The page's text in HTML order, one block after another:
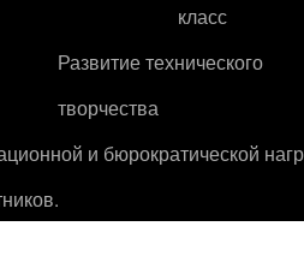
класс
Развитие технического
творчества
и бюрократической